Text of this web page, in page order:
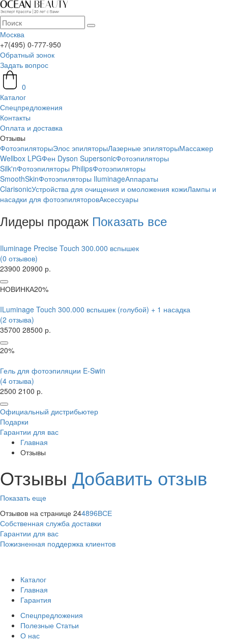
Москва
+7(495) 0-777-950
Обратный зонок
Задать вопрос
0
Каталог
Спецпредложения
Контакты
Оплата и доставка
Отзывы
ФотоэпиляторыЭлос эпиляторыЛазерные эпиляторыМассажер
Wellbox LPGФен Dyson SupersonicФотоэпиляторы
Silk'nФотоэпиляторы PhilipsФотоэпиляторы
SmoothSkinФотоэпиляторы IluminageАппараты
ClarisonicУстройства для очищения и омоложения кожиЛампы и
насадки для фотоэпиляторовАксессуары
Лидеры продаж Показать все
Iluminage Precise Touch 300.000 вспышек
(0 отзывов)
23900 20900 р.
НОВИНКА20%
ILuminage Touch 300.000 вспышек (голубой) + 1 насадка
(2 отзыва)
35700 28500 р.
20%
Гель для фотоэпиляции E-Swin
(4 отзыва)
2500 2100 р.
Официальный дистрибьютер
Подарки
Гарантии для вас
Главная
Отзывы
Отзывы Добавить отзыв
Показать еще
Отзывов на странице 244896ВСЕ
Собственная служба доставки
Гарантии для вас
Пожизненная поддержка клиентов
Каталог
Главная
Гарантия
Спецпредложения
Полезные Статьи
О нас